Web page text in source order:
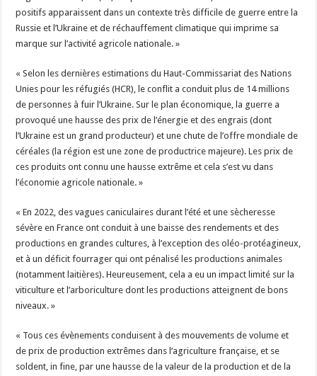
positifs apparaissent dans un contexte très difficile de guerre entre la
Russie et l’Ukraine et de réchauffement climatique qui imprime sa
marque sur l’activité agricole nationale. »
« Selon les dernières estimations du Haut-Commissariat des Nations
Unies pour les réfugiés (HCR), le conflit a conduit plus de 14 millions
de personnes à fuir l’Ukraine. Sur le plan économique, la guerre a
provoqué une hausse des prix de l’énergie et des engrais (dont
l’Ukraine est un grand producteur) et une chute de l’offre mondiale de
céréales (la région est une zone de productrice majeure). Les prix de
ces produits ont connu une hausse extrême et cela s’est vu dans
l’économie agricole nationale. »
« En 2022, des vagues caniculaires durant l’été et une sècheresse
sévère en France ont conduit à une baisse des rendements et des
productions en grandes cultures, à l’exception des oléo-protéagineux,
et à un déficit fourrager qui ont pénalisé les productions animales
(notamment laitières). Heureusement, cela a eu un impact limité sur la
viticulture et l’arboriculture dont les productions atteignent de bons
niveaux. »
« Tous ces évènements conduisent à des mouvements de volume et
de prix de production extrêmes dans l’agriculture française, et se
soldent, in fine, par une hausse de la valeur de la production et de la